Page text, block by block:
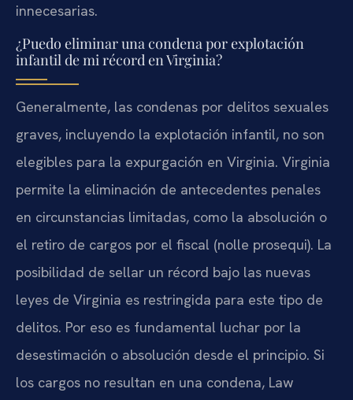
innecesarias.
¿Puedo eliminar una condena por explotación
infantil de mi récord en Virginia?
Generalmente, las condenas por delitos sexuales
graves, incluyendo la explotación infantil, no son
elegibles para la expurgación en Virginia. Virginia
permite la eliminación de antecedentes penales
en circunstancias limitadas, como la absolución o
el retiro de cargos por el fiscal (nolle prosequi). La
posibilidad de sellar un récord bajo las nuevas
leyes de Virginia es restringida para este tipo de
delitos. Por eso es fundamental luchar por la
desestimación o absolución desde el principio. Si
los cargos no resultan en una condena, Law